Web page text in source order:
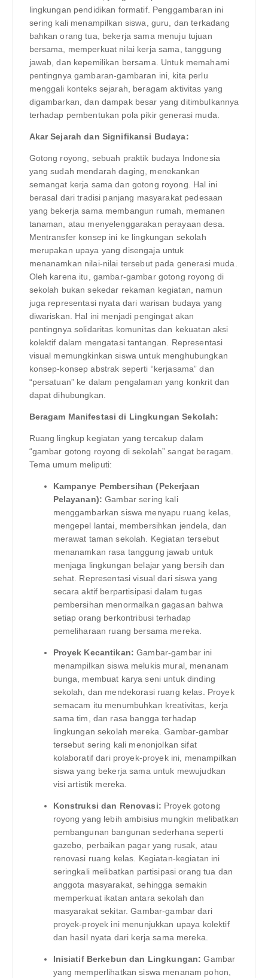
lingkungan pendidikan formatif. Penggambaran ini
sering kali menampilkan siswa, guru, dan terkadang
bahkan orang tua, bekerja sama menuju tujuan
bersama, memperkuat nilai kerja sama, tanggung
jawab, dan kepemilikan bersama. Untuk memahami
pentingnya gambaran-gambaran ini, kita perlu
menggali konteks sejarah, beragam aktivitas yang
digambarkan, dan dampak besar yang ditimbulkannya
terhadap pembentukan pola pikir generasi muda.
Akar Sejarah dan Signifikansi Budaya:
Gotong royong, sebuah praktik budaya Indonesia
yang sudah mendarah daging, menekankan
semangat kerja sama dan gotong royong. Hal ini
berasal dari tradisi panjang masyarakat pedesaan
yang bekerja sama membangun rumah, memanen
tanaman, atau menyelenggarakan perayaan desa.
Mentransfer konsep ini ke lingkungan sekolah
merupakan upaya yang disengaja untuk
menanamkan nilai-nilai tersebut pada generasi muda.
Oleh karena itu, gambar-gambar gotong royong di
sekolah bukan sekedar rekaman kegiatan, namun
juga representasi nyata dari warisan budaya yang
diwariskan. Hal ini menjadi pengingat akan
pentingnya solidaritas komunitas dan kekuatan aksi
kolektif dalam mengatasi tantangan. Representasi
visual memungkinkan siswa untuk menghubungkan
konsep-konsep abstrak seperti “kerjasama” dan
“persatuan” ke dalam pengalaman yang konkrit dan
dapat dihubungkan.
Beragam Manifestasi di Lingkungan Sekolah:
Ruang lingkup kegiatan yang tercakup dalam
“gambar gotong royong di sekolah” sangat beragam.
Tema umum meliputi:
Kampanye Pembersihan (Pekerjaan
Pelayanan): Gambar sering kali
menggambarkan siswa menyapu ruang kelas,
mengepel lantai, membersihkan jendela, dan
merawat taman sekolah. Kegiatan tersebut
menanamkan rasa tanggung jawab untuk
menjaga lingkungan belajar yang bersih dan
sehat. Representasi visual dari siswa yang
secara aktif berpartisipasi dalam tugas
pembersihan menormalkan gagasan bahwa
setiap orang berkontribusi terhadap
pemeliharaan ruang bersama mereka.
Proyek Kecantikan: Gambar-gambar ini
menampilkan siswa melukis mural, menanam
bunga, membuat karya seni untuk dinding
sekolah, dan mendekorasi ruang kelas. Proyek
semacam itu menumbuhkan kreativitas, kerja
sama tim, dan rasa bangga terhadap
lingkungan sekolah mereka. Gambar-gambar
tersebut sering kali menonjolkan sifat
kolaboratif dari proyek-proyek ini, menampilkan
siswa yang bekerja sama untuk mewujudkan
visi artistik mereka.
Konstruksi dan Renovasi: Proyek gotong
royong yang lebih ambisius mungkin melibatkan
pembangunan bangunan sederhana seperti
gazebo, perbaikan pagar yang rusak, atau
renovasi ruang kelas. Kegiatan-kegiatan ini
seringkali melibatkan partisipasi orang tua dan
anggota masyarakat, sehingga semakin
memperkuat ikatan antara sekolah dan
masyarakat sekitar. Gambar-gambar dari
proyek-proyek ini menunjukkan upaya kolektif
dan hasil nyata dari kerja sama mereka.
Inisiatif Berkebun dan Lingkungan: Gambar
yang memperlihatkan siswa menanam pohon,